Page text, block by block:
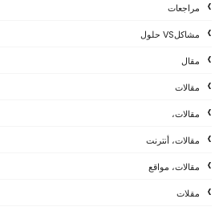
مراجعات
مشاكلVS حلول
مقال
مقالات
مقالات،
مقالات، أنترنت
مقالات، مواقع
مقلات